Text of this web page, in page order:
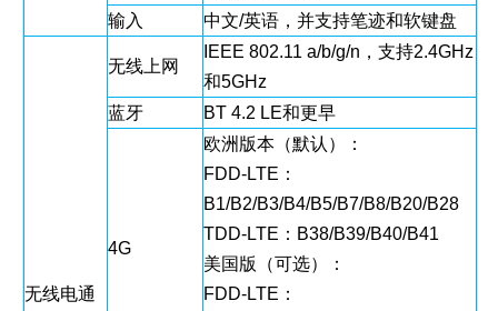
输入
中文/英语，并支持笔迹和软键盘
无线电通
无线上网
IEEE 802.11 a/b/g/n，支持2.4GHz
和5GHz
蓝牙
BT 4.2 LE和更早
4G
欧洲版本（默认）：
FDD-LTE：
B1/B2/B3/B4/B5/B7/B8/B20/B28
TDD-LTE：B38/B39/B40/B41
美国版（可选）：
FDD-LTE：